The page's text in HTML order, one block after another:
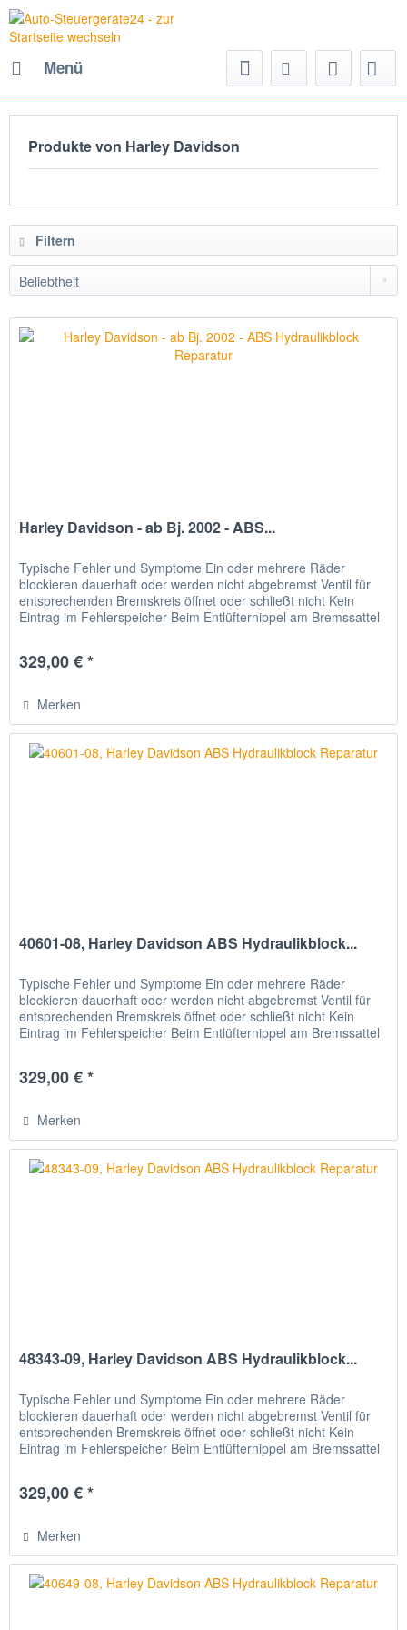
Menü
Produkte von Harley Davidson
Filtern
Harley Davidson - ab Bj. 2002 - ABS...
Typische Fehler und Symptome Ein oder mehrere Räder
blockieren dauerhaft oder werden nicht abgebremst Ventil für
entsprechenden Bremskreis öffnet oder schließt nicht Kein
Eintrag im Fehlerspeicher Beim Entlüfternippel am Bremssattel
329,00 € *
Merken
40601-08, Harley Davidson ABS Hydraulikblock...
Typische Fehler und Symptome Ein oder mehrere Räder
blockieren dauerhaft oder werden nicht abgebremst Ventil für
entsprechenden Bremskreis öffnet oder schließt nicht Kein
Eintrag im Fehlerspeicher Beim Entlüfternippel am Bremssattel
329,00 € *
Merken
48343-09, Harley Davidson ABS Hydraulikblock...
Typische Fehler und Symptome Ein oder mehrere Räder
blockieren dauerhaft oder werden nicht abgebremst Ventil für
entsprechenden Bremskreis öffnet oder schließt nicht Kein
Eintrag im Fehlerspeicher Beim Entlüfternippel am Bremssattel
329,00 € *
Merken